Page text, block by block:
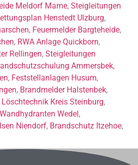
Meldorf Marne, Steigleitungen
Henstedt Ulzburg,
, Feuermelder Bargteheide,
, RWA Anlage Quickborn,
Rellingen, Steigleitungen
Ammersbek,
, Feststellanlagen Husum,
, Brandmelder Halstenbek,
Löschtechnik Kreis Steinburg,
Wandhydranten Wedel,
Niendorf, Brandschutz Itzehoe,